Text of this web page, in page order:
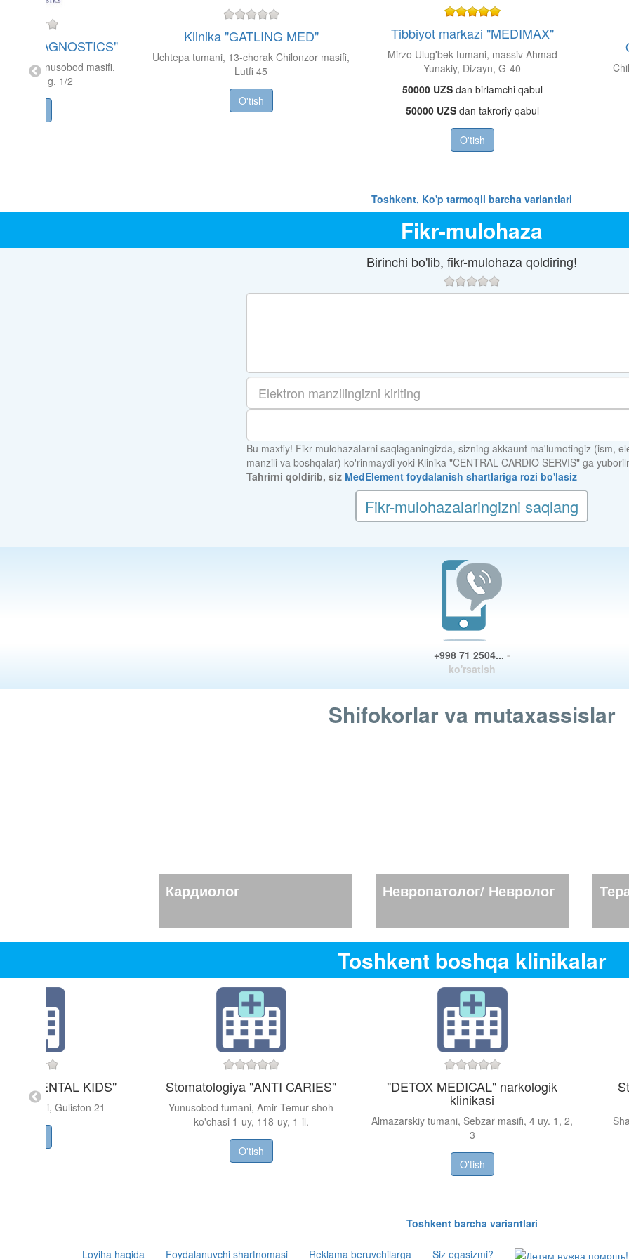
DIAGNOSTICS"
Yunusobod masifi,
g. 1/2
Klinika "GATLING MED"
Uchtepa tumani, 13-chorak Chilonzor masifi,
Lutfi 45
O'tish
Tibbiyot markazi "MEDIMAX"
Mirzo Ulug'bek tumani, massiv Ahmad
Yunakiy, Dizayn, G-40
50000 UZSdan birlamchi qabul
50000 UZSdan takroriy qabul
O'tish
Toshkent, Ko'p tarmoqli barcha variantlari
Fikr-mulohaza
Birinchi bo'lib, fikr-mulohaza qoldiring!
Bu maxfiy! Fikr-mulohazalarni saqlaganingizda, sizning akkaunt ma'lumotingiz (ism,
manzili va boshqalar) ko'rinmaydi yoki Klinika "CENTRAL CARDIO SERVIS" ga
Tahrirni qoldirib, siz MedElement foydalanish shartlariga rozi bo'lasiz
Fikr-mulohazalaringizni saqlang
+998 71 2504... -
ko'rsatish
Shifokorlar va mutaxassislar
Кардиолог Невропатолог/ Невролог
Toshkent boshqa klinikalar
"DENTAL KIDS"
tumani, Guliston 21
Stomatologiya "ANTI CARIES"
Yunusobod tumani, Amir Temur shoh
ko'chasi 1-uy, 118-uy, 1-il.
O'tish
"DETOX MEDICAL" narkologik
klinikasi
Almazarskiy tumani, Sebzar masifi, 4 uy. 1, 2,
3
O'tish
Toshkent barcha variantlari
Loyiha haqida Foydalanuvchi shartnomasi Reklama beruvchilarga Siz egasizmi?